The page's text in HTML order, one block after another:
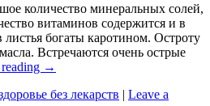
количество минеральных солей,
витаминов содержится и в
богаты каротином. Остроту
Встречаются очень острые
→
без лекарств | Leave a